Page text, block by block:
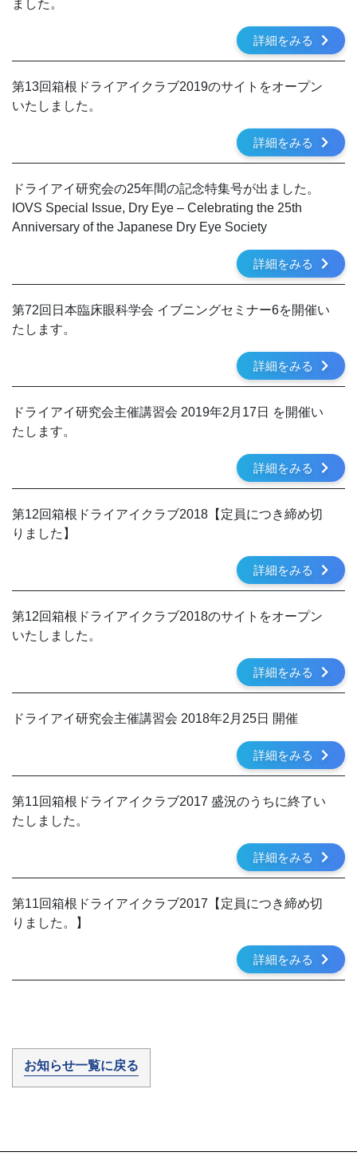
ました。
詳細をみる
第13回箱根ドライアイクラブ2019のサイトをオープン
いたしました。
詳細をみる
ドライアイ研究会の25年間の記念特集号が出ました。
IOVS Special Issue, Dry Eye – Celebrating the 25th
Anniversary of the Japanese Dry Eye Society
詳細をみる
第72回日本臨床眼科学会 イブニングセミナー6を開催い
たします。
詳細をみる
ドライアイ研究会主催講習会 2019年2月17日 を開催い
たします。
詳細をみる
第12回箱根ドライアイクラブ2018【定員につき締め切
りました】
詳細をみる
第12回箱根ドライアイクラブ2018のサイトをオープン
いたしました。
詳細をみる
ドライアイ研究会主催講習会 2018年2月25日 開催
詳細をみる
第11回箱根ドライアイクラブ2017 盛況のうちに終了い
たしました。
詳細をみる
第11回箱根ドライアイクラブ2017【定員につき締め切
りました。】
詳細をみる
お知らせ一覧に戻る